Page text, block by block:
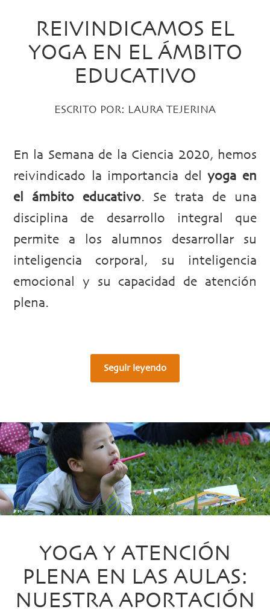
REIVINDICAMOS EL
YOGA EN EL ÁMBITO
EDUCATIVO
ESCRITO POR: LAURA TEJERINA
En la Semana de la Ciencia 2020, hemos
reivindicado la importancia delyoga en
el ámbito educativo. Se trata de una
disciplina de desarrollo integral que
permite a los alumnos desarrollar su
inteligencia corporal, su inteligencia
emocional y su capacidad de atención
plena.
Seguir leyendo
YOGA Y ATENCIÓN
PLENA EN LAS AULAS:
NUESTRA APORTACIÓN